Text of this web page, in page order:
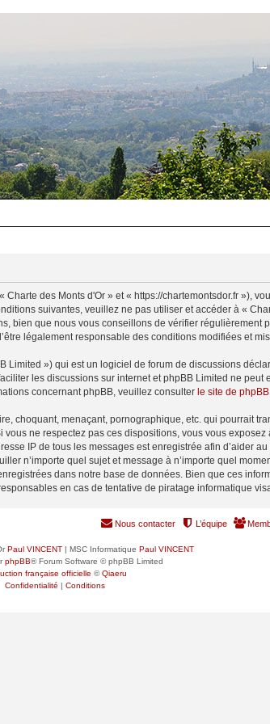
des Monts d'Or » et « https://chartemontsdor.fr »),
suivantes, veuillez ne pas utiliser et accéder à «
bien que nous vous conseillons de vérifier régulièrement
légalement responsable des conditions modifiées et
Limited ») qui est un logiciel de forum de discussions
les discussions sur internet et phpBB Limited ne
concernant phpBB, veuillez consulter le site de phpBB
choquant, menaçant, pornographique, etc. qui pourrait
ne respectez pas ces dispositions, vous vous
IP de tous les messages est enregistrée afin d’aider
n’importe quel sujet et message à n’importe quel
dans notre base de données. Bien que ces
en cas de tentative de piratage informatique
L’équipe
Nous contacter
Paul VINCENT| MSC Informatique Paul VINCENT
phpBB® Forum Software © phpBB Limited
française officielle ©Qiaeru
Confidentialité | Conditions